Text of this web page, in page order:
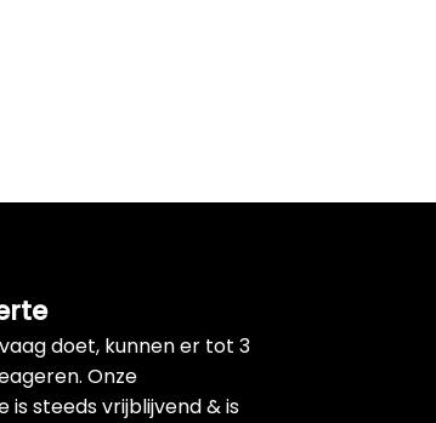
doet, kunnen er tot 3
Onze
steeds vrijblijvend & is